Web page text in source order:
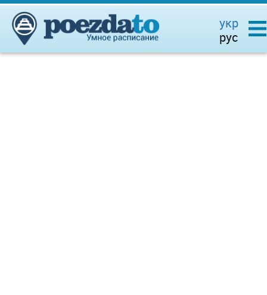
укр
рус